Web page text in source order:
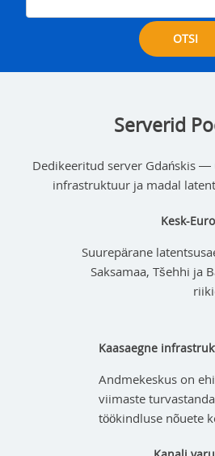
OTSI
Serverid
Dedikeeritud server Gdańskis —
infrastruktuur ja madal
Kesk-
Suurepärane
Saksamaa, Tšehhi ja
Kaasaegne
Andmekeskus on
viimaste
töökindluse nõuete